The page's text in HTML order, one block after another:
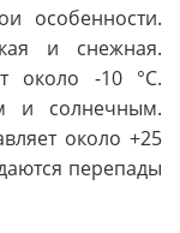
особенности.
и снежная.
около -10 °C.
и солнечным.
около +25
перепады